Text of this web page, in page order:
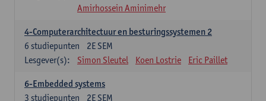
Amirhossein Aminimehr
4-Computerarchitectuur en besturingssystemen 2
2E SEM
6 studiepunten
Lesgever(s):
Simon Sleutel Koen Lostrie Eric Paillet
6-Embedded systems
2E SEM
3 studiepunten